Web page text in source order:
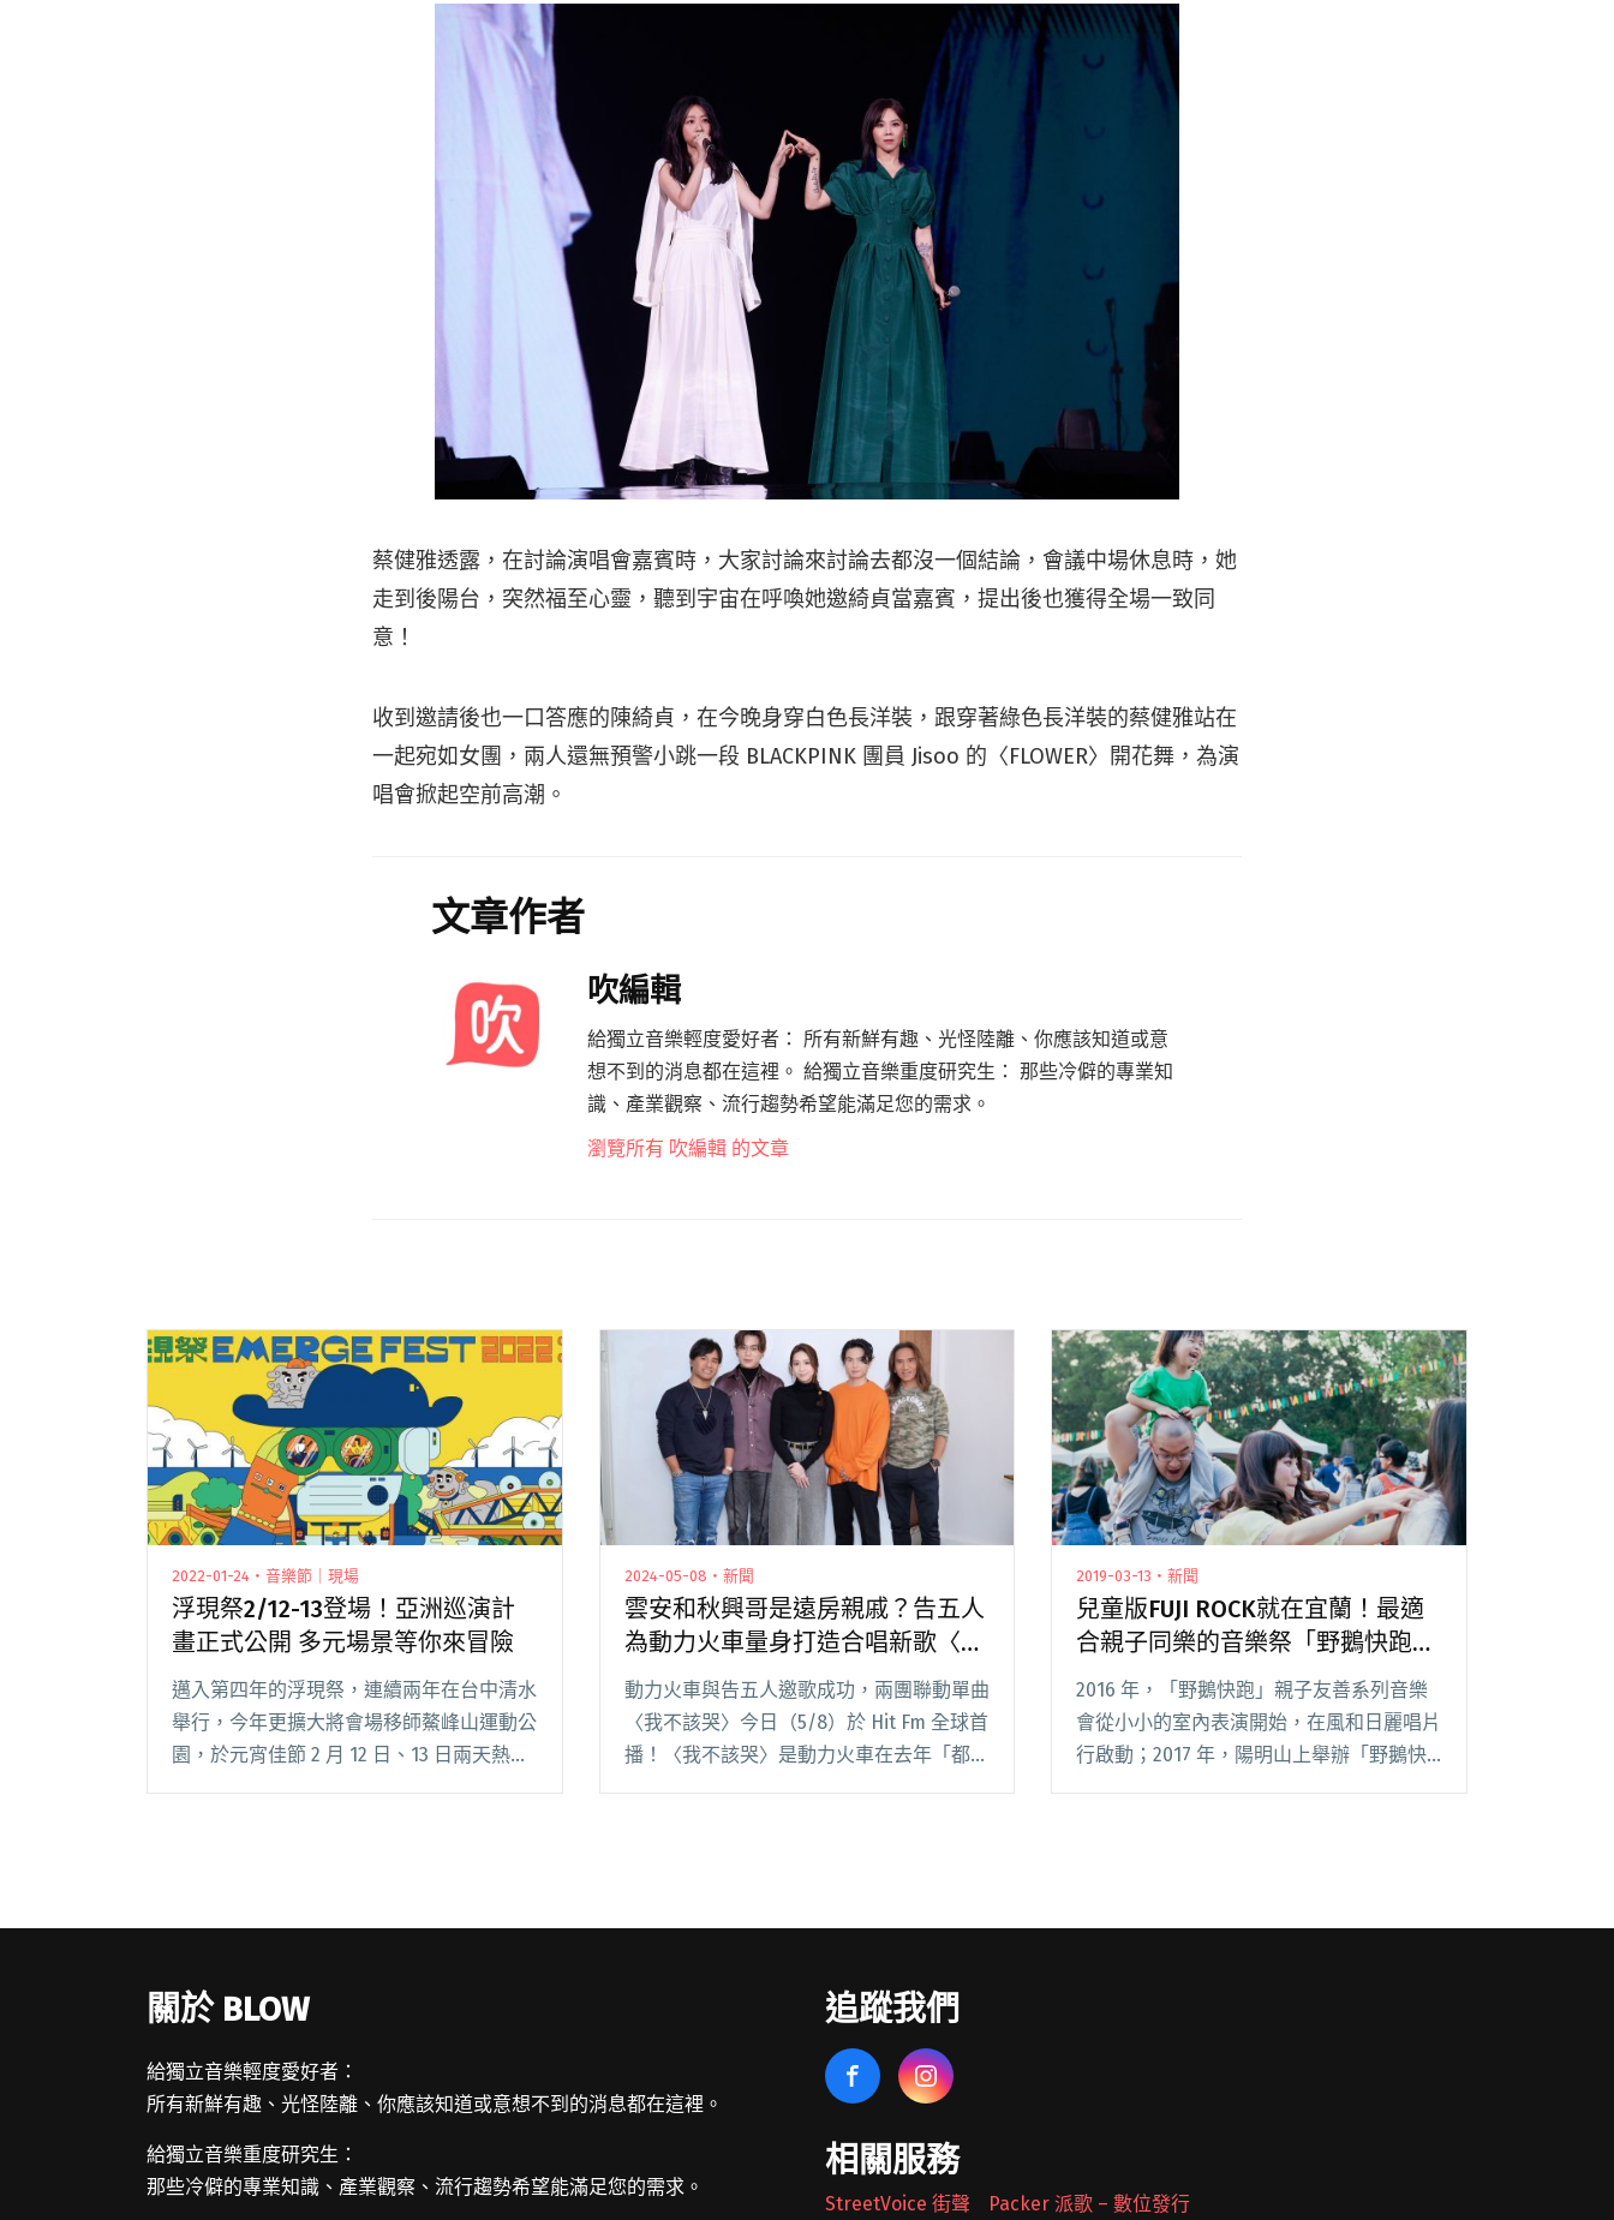
蔡健雅透露，在討論演唱會嘉賓時，大家討論來討論去都沒一個結論，會議中場休息時，她
走到後陽台，突然福至心靈，聽到宇宙在呼喚她邀綺貞當嘉賓，提出後也獲得全場一致同
意！
收到邀請後也一口答應的陳綺貞，在今晚身穿白色長洋裝，跟穿著綠色長洋裝的蔡健雅站在
一起宛如女團，兩人還無預警小跳一段 BLACKPINK 團員 Jisoo 的〈FLOWER〉開花舞，為演
唱會掀起空前高潮。
文章作者
吹編輯
給獨立音樂輕度愛好者： 所有新鮮有趣、光怪陸離、你應該知道或意
想不到的消息都在這裡。 給獨立音樂重度研究生： 那些冷僻的專業知
識、產業觀察、流行趨勢希望能滿足您的需求。
瀏覽所有 吹編輯 的文章
2022-01-24・音樂節｜現場
浮現祭2/12-13登場！亞洲巡演計
畫正式公開 多元場景等你來冒險
邁入第四年的浮現祭，連續兩年在台中清水
舉行，今年更擴大將會場移師鰲峰山運動公
園，於元宵佳節 2 月 12 日、13 日兩天熱鬧
2024-05-08・新聞
雲安和秋興哥是遠房親戚？告五人
為動力火車量身打造合唱新歌〈我
不該哭〉
動力火車與告五人邀歌成功，兩團聯動單曲
〈我不該哭〉今日（5/8）於 Hit Fm 全球首
播！〈我不該哭〉是動力火車在去年「都是
2019-03-13・新聞
兒童版FUJI ROCK就在宜蘭！最適
合親子同樂的音樂祭「野鵝快跑」
邀你一起露營去
2016 年，「野鵝快跑」親子友善系列音樂
會從小小的室內表演開始，在風和日麗唱片
行啟動；2017 年，陽明山上舉辦「野鵝快
關於 BLOW
給獨立音樂輕度愛好者：
所有新鮮有趣、光怪陸離、你應該知道或意想不到的消息都在這裡。
給獨立音樂重度研究生：
那些冷僻的專業知識、產業觀察、流行趨勢希望能滿足您的需求。
追蹤我們
相關服務
StreetVoice 街聲 Packer 派歌 – 數位發行